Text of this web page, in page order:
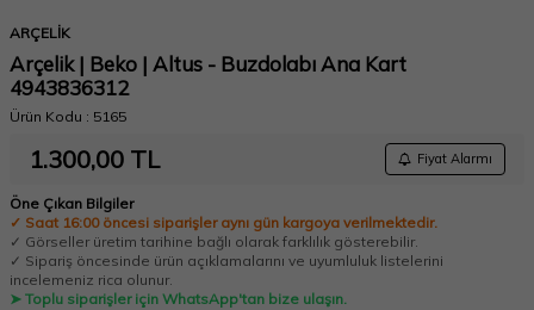
ARÇELİK
Arçelik | Beko | Altus - Buzdolabı Ana Kart
4943836312
Ürün Kodu : 5165
1.300,00 TL Fiyat Alarmı
Öne Çıkan Bilgiler
✓ Saat 16:00 öncesi siparişler aynı gün kargoya verilmektedir.
✓ Görseller üretim tarihine bağlı olarak farklılık gösterebilir.
✓ Sipariş öncesinde ürün açıklamalarını ve uyumluluk listelerini
incelemeniz rica olunur.
➤ Toplu siparişler için WhatsApp'tan bize ulaşın.